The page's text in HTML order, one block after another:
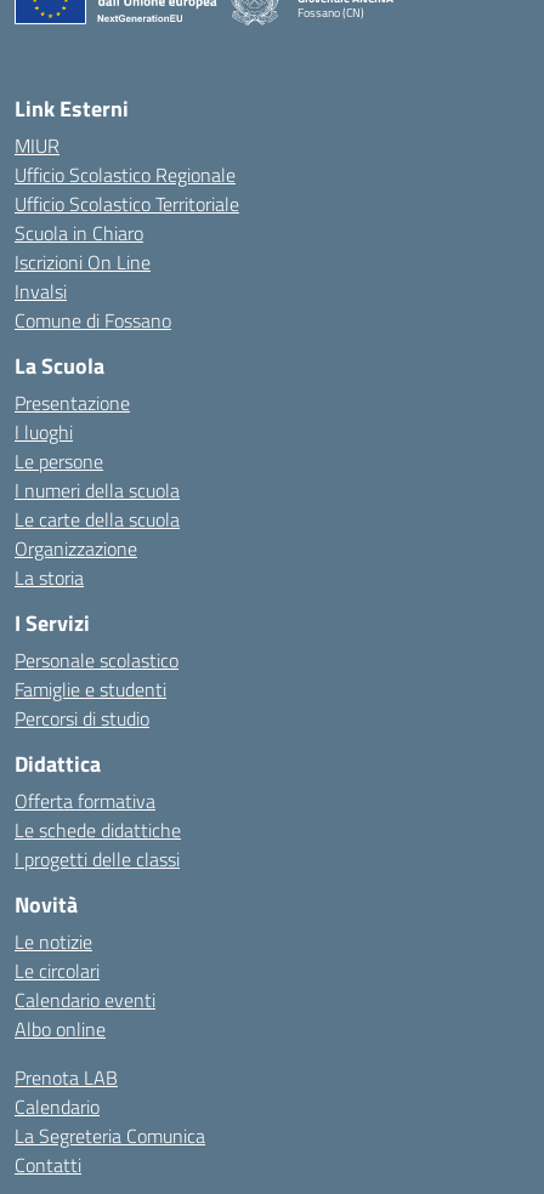
Fossano (CN)
Link Esterni
MIUR
Ufficio Scolastico Regionale
Ufficio Scolastico Territoriale
Scuola in Chiaro
Iscrizioni On Line
Invalsi
Comune di Fossano
La Scuola
Presentazione
I luoghi
Le persone
I numeri della scuola
Le carte della scuola
Organizzazione
La storia
I Servizi
Personale scolastico
Famiglie e studenti
Percorsi di studio
Didattica
Offerta formativa
Le schede didattiche
I progetti delle classi
Novità
Le notizie
Le circolari
Calendario eventi
Albo online
Prenota LAB
Calendario
La Segreteria Comunica
Contatti